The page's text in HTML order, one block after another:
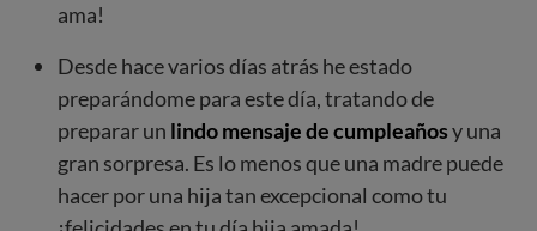
ama!
Desde hace varios días atrás he estado
preparándome para este día, tratando de
preparar un lindo mensaje de cumpleañosy una
gran sorpresa. Es lo menos que una madre puede
hacer por una hija tan excepcional como tu